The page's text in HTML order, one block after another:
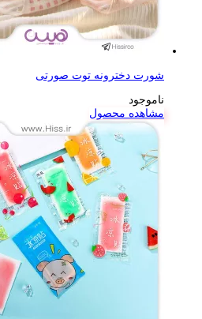
شورت دخترونه توت صورتی
ناموجود
مشاهده محصول